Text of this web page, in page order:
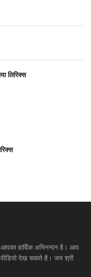
लिरिक्स
हार्दिक अभिनन्दन है। आप
वीडियो देख सकते है। जय श्री